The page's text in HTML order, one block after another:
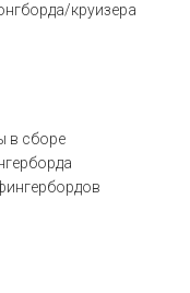
круизера
в сборе